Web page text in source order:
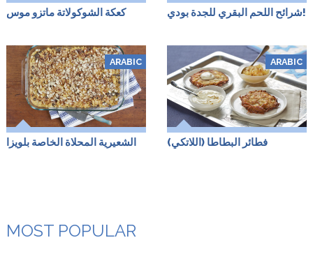
كعكة الشوكولاتة ماتزو موس شرائح اللحم البقري للجدة بودي!
ARABIC
الشعيرية المحلاة الخاصة بلويزا
ARABIC
فطائر البطاطا (اللاتكي)
MOST POPULAR